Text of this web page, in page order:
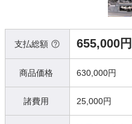
支払総額 655,000円
商品価格 630,000円
諸費用 25,000円